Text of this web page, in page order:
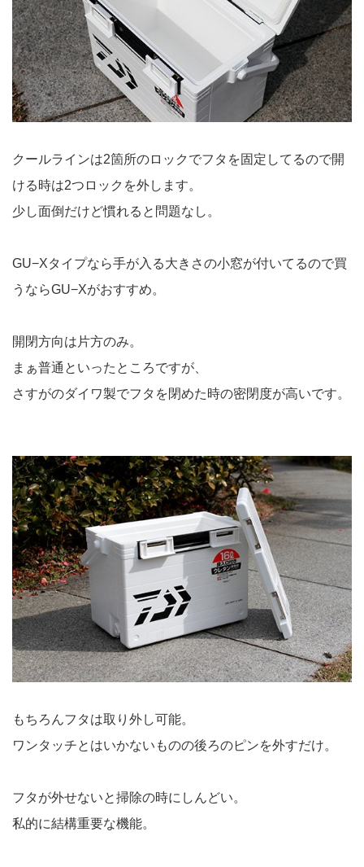
クールラインは2箇所のロックでフタを固定してるので開
ける時は2つロックを外します。
少し面倒だけど慣れると問題なし。
GU−Xタイプなら手が入る大きさの小窓が付いてるので買
うならGU−Xがおすすめ。
開閉方向は片方のみ。
まぁ普通といったところですが、
さすがのダイワ製でフタを閉めた時の密閉度が高いです。
もちろんフタは取り外し可能。
ワンタッチとはいかないものの後ろのピンを外すだけ。
フタが外せないと掃除の時にしんどい。
私的に結構重要な機能。